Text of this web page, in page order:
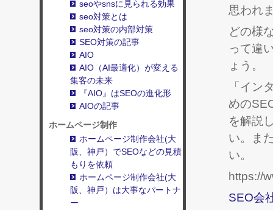
seoやsnsに見られる効果
seo対策とは
seo対策の内部対策
SEO対策の記事
AIO
AIO（AI最適化）が変える
集客の未来
『AIO』はSEOの進化形
AIOの記事
ホームページ制作
ホームページ制作会社(大
阪、神戸）でSEOなどの見積
もりを依頼
ホームページ制作会社(大
阪、神戸）は大事なパートナ
ー
思われ
どの様
って違
ょう。
「イン
めの
を解説
い。ま
い。
https://
SEO会